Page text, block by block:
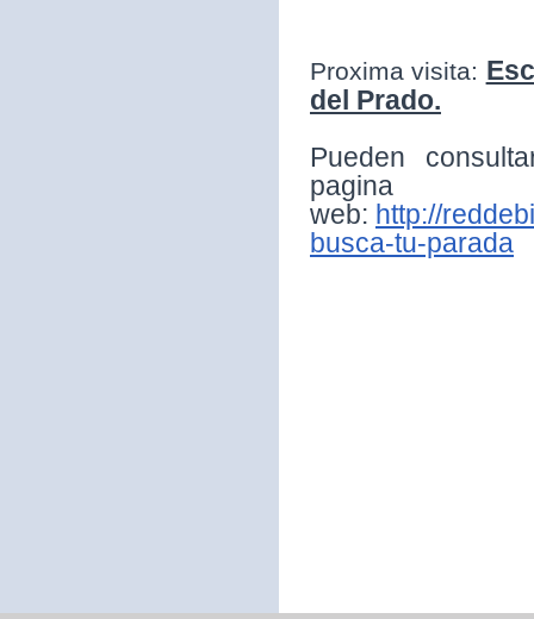
Proxima visita:
del Prado.
Pueden
pagina
web: http://
busca-tu-parada